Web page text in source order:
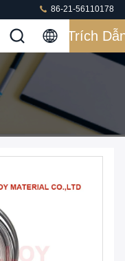
86-21-56110178
Trích